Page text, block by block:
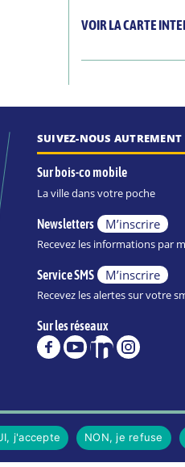
VOIR LA CARTE
SUIVEZ-NOUS AUTREMENT
Sur bois-co mobile
La ville dans votre poche
Newsletters M’inscrire
Recevez les informations par
Service SMS M’inscrire
Recevez les alertes sur votre
Sur les réseaux
POLITIQUE DE
j'accepte NON, je refuse